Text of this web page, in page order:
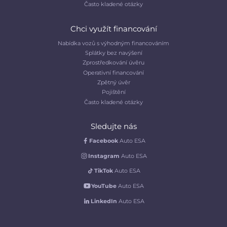
Často kladené otázky
Chci využít financování
Nabídka vozů s výhodným financováním
Splátky bez navýšení
Zprostředkování úvěru
Operativní financování
Zpětný úvěr
Pojištění
Často kladené otázky
Sledujte nás
Facebook Auto ESA
Instagram Auto ESA
TikTok Auto ESA
YouTubeAuto ESA
LinkedIn Auto ESA